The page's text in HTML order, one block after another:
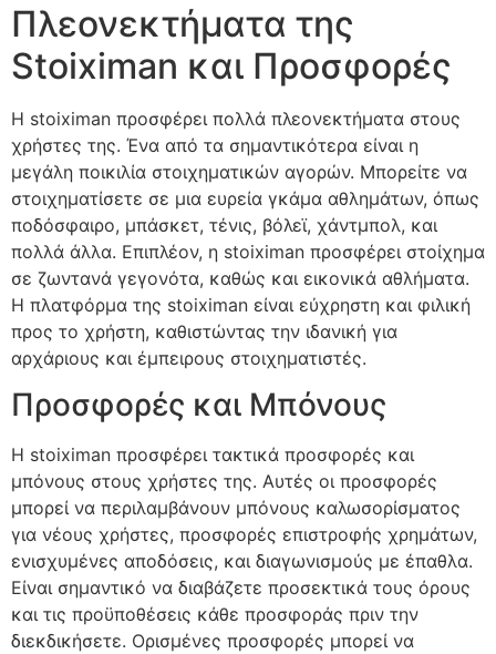
Πλεονεκτήματα της
Stoiximan και Προσφορές
Η stoiximan προσφέρει πολλά πλεονεκτήματα στους
χρήστες της. Ένα από τα σημαντικότερα είναι η
μεγάλη ποικιλία στοιχηματικών αγορών. Μπορείτε να
στοιχηματίσετε σε μια ευρεία γκάμα αθλημάτων, όπως
ποδόσφαιρο, μπάσκετ, τένις, βόλεϊ, χάντμπολ, και
πολλά άλλα. Επιπλέον, η stoiximan προσφέρει στοίχημα
σε ζωντανά γεγονότα, καθώς και εικονικά αθλήματα.
Η πλατφόρμα της stoiximan είναι εύχρηστη και φιλική
προς το χρήστη, καθιστώντας την ιδανική για
αρχάριους και έμπειρους στοιχηματιστές.
Προσφορές και Μπόνους
Η stoiximan προσφέρει τακτικά προσφορές και
μπόνους στους χρήστες της. Αυτές οι προσφορές
μπορεί να περιλαμβάνουν μπόνους καλωσορίσματος
για νέους χρήστες, προσφορές επιστροφής χρημάτων,
ενισχυμένες αποδόσεις, και διαγωνισμούς με έπαθλα.
Είναι σημαντικό να διαβάζετε προσεκτικά τους όρους
και τις προϋποθέσεις κάθε προσφοράς πριν την
διεκδικήσετε. Ορισμένες προσφορές μπορεί να